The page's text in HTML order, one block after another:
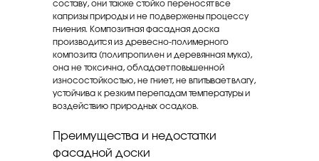
составу, они также стойко переносят все
капризы природы и не подвержены процессу
гниения. Композитная фасадная доска
производится из древесно-полимерного
композита (полипропилен и деревянная мука),
она не токсична, обладает повышенной
износостойкостью, не гниет, не впитывает влагу,
устойчива к резким перепадам температуры и
воздействию природных осадков.
Преимущества и недостатки
фасадной доски